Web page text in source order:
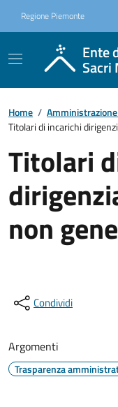
Regione Piemonte
Ente
Sacri
Home /
Titolari di incarichi
Titolari
non
Condividi
Argomenti
Trasparenza